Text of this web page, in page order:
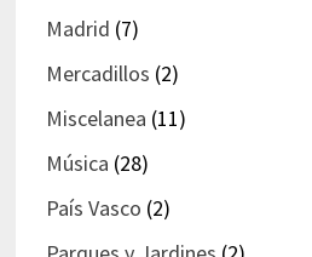
Madrid (7)
Mercadillos (2)
Miscelanea (11)
Música (28)
País Vasco (2)